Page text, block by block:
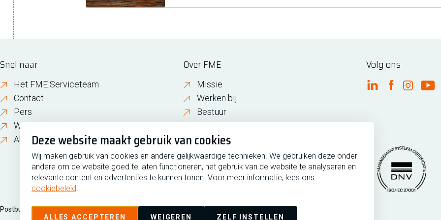
Deze website maakt gebruik van cookies
Wij maken gebruik van cookies en andere gelijkwaardige technieken. We gebruiken deze onder
andere om de website goed te laten functioneren, het gebruik van de website te analyseren en
relevante content en advertenties te kunnen tonen. Voor meer informatie, lees ons
cookiebeleid.
ALLES ACCEPTEREN WEIGEREN ZELF INSTELLEN
Snel naar
Het FME Serviceteam
Contact
Pers
Wijzigen lidmaatschap
About FME
Over FME
Missie
Werken bij
Bestuur
FME in de regio
Geschiedenis
Volg ons
FME Linkedin
FMEFME
Postbus 190, 2700 AD Zoetermeer Zilverstraat 69, 2718 RP Zoetermeer Copyright 2026 @ FME